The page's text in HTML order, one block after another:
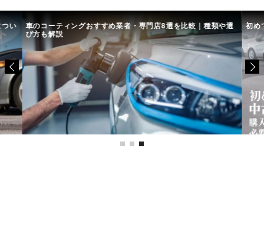
い 車のコーティングおすすめ業者・専門店8選を比較｜種類や選
び方も解説
初め